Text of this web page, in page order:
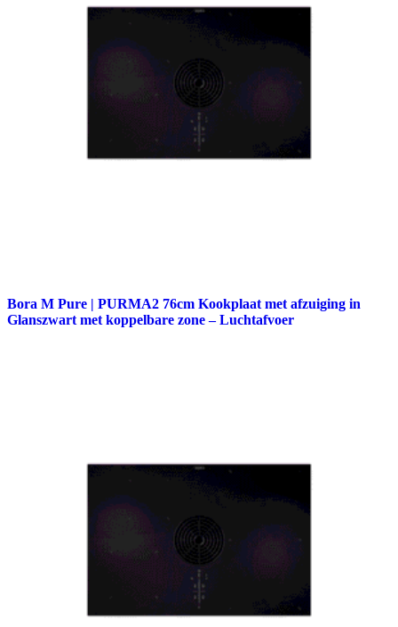
Bora M Pure | PURMA2 76cm Kookplaat met afzuiging in
Glanszwart met koppelbare zone – Luchtafvoer